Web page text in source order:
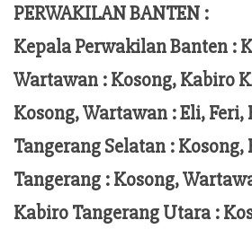
PERWAKILAN BANTEN :
Kepala Perwakilan Banten :
Wartawan : Kosong, Kabiro
Kosong,Wartawan :Eli, Feri,
Tangerang Selatan :
Tangerang :Kosong,
Kabiro Tangerang Utara :